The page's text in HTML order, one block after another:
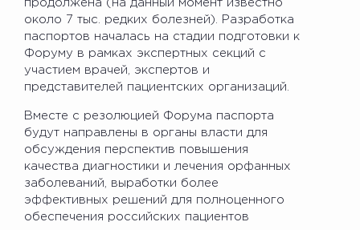
продолжена (на данный момент известно
около 7 тыс. редких болезней). Разработка
паспортов началась на стадии подготовки к
Форуму в рамках экспертных секций с
участием врачей, экспертов и
представителей пациентских организаций.
Вместе с резолюцией Форума паспорта
будут направлены в органы власти для
обсуждения перспектив повышения
качества диагностики и лечения орфанных
заболеваний, выработки более
эффективных решений для полноценного
обеспечения российских пациентов